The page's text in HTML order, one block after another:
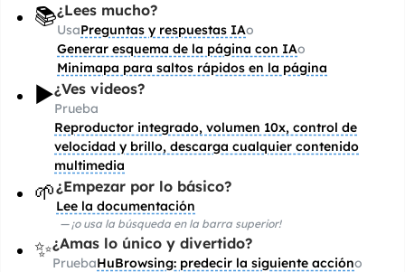
📚¿Lees mucho?
UsaPreguntas y respuestas IAo
Generar esquema de la página con IAo
Minimapa para saltos rápidos en la página
▶️¿Ves videos?
Prueba
Reproductor integrado, volumen 10x, control de
velocidad y brillo, descarga cualquier contenido
multimedia
🌱¿Empezar por lo básico?
Lee la documentación
— ¡o usa la búsqueda en la barra superior!
✨¿Amas lo único y divertido?
PruebaHuBrowsing: predecir la siguiente accióno